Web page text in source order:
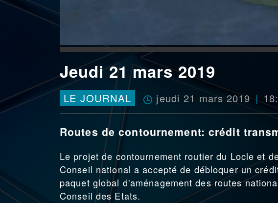
Jeudi 21 mars 2019
LE JOURNAL jeudi 21 mars 2019
Routes de contournement: crédit
Le projet de contournement routier du Locle et
Conseil national a accepté de débloquer un
paquet global d'aménagement des routes
Conseil des Etats.